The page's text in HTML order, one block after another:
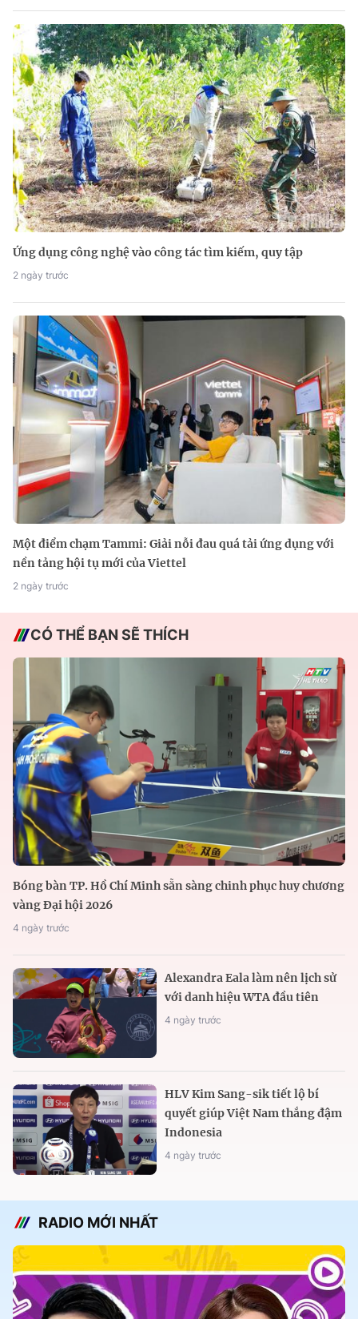
Ứng dụng công nghệ vào công tác tìm kiếm, quy tập
2 ngày trước
Một điểm chạm Tammi: Giải nỗi đau quá tải ứng dụng với
nền tảng hội tụ mới của Viettel
2 ngày trước
CÓ THỂ BẠN SẼ THÍCH
Bóng bàn TP. Hồ Chí Minh sẵn sàng chinh phục huy chương
vàng Đại hội 2026
4 ngày trước
Alexandra Eala làm nên lịch sử
với danh hiệu WTA đầu tiên
4 ngày trước
HLV Kim Sang-sik tiết lộ bí
quyết giúp Việt Nam thắng đậm
Indonesia
4 ngày trước
RADIO MỚI NHẤT